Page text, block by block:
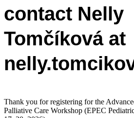
contact Nelly
Tomčíková at
Thank you for registering for the
Palliative Care Workshop (EPEC